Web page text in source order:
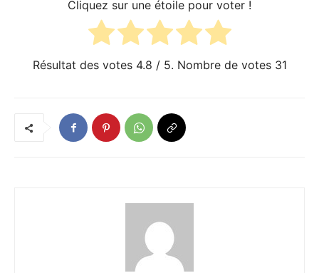
Cliquez sur une étoile pour voter !
Résultat des votes 4.8 / 5. Nombre de votes 31